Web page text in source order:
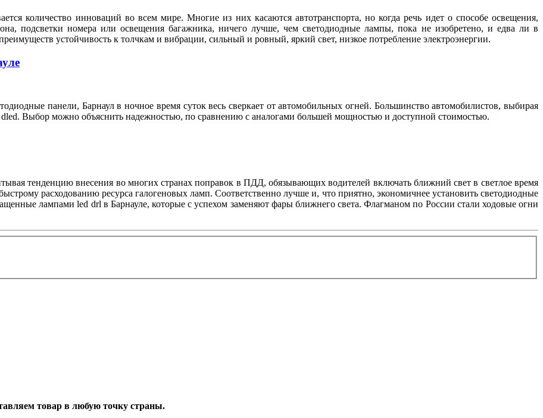
количество инноваций во всем мире. Многие из них касаются автотранспорта, но когда речь идет о способе освещения,
подсветки номера или освещения багажника, ничего лучше, чем светодиодные лампы, пока не изобретено, и едва ли в
устойчивость к толчкам и вибрации, сильный и ровный, яркий свет, низкое потребление электроэнергии.
панели, Барнаул в ночное время суток весь сверкает от автомобильных огней. Большинство автомобилистов, выбирая
Выбор можно объяснить надежностью, по сравнению с аналогами большей мощностью и доступной стоимостью.
тенденцию внесения во многих странах поправок в ПДД, обязывающих водителей включать ближний свет в светлое время
расходованию ресурса галогеновых ламп. Соответственно лучше и, что приятно, экономичнее установить светодиодные
лампами led drl в Барнауле, которые с успехом заменяют фары ближнего света. Флагманом по России стали ходовые огни
товар в любую точку страны.